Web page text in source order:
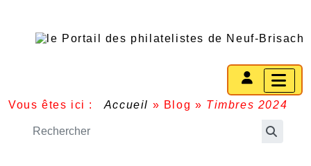
Vous êtes ici : Accueil » Blog » Timbres 2024